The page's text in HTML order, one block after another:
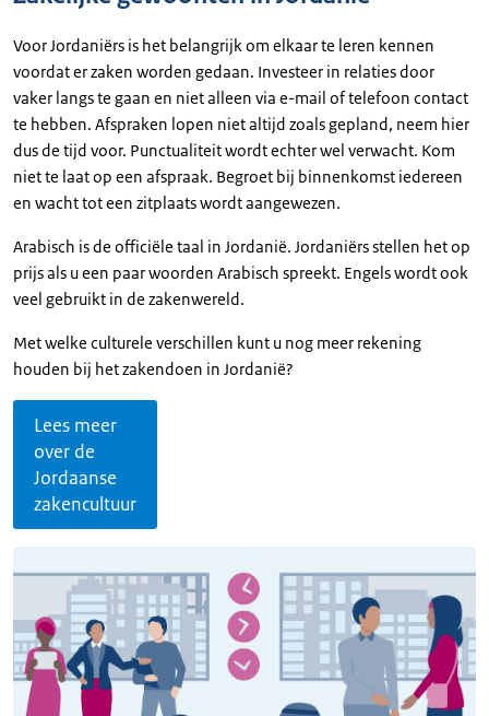
Voor Jordaniërs is het belangrijk om elkaar te leren kennen
voordat er zaken worden gedaan. Investeer in relaties door
vaker langs te gaan en niet alleen via e-mail of telefoon contact
te hebben. Afspraken lopen niet altijd zoals gepland, neem hier
dus de tijd voor. Punctualiteit wordt echter wel verwacht. Kom
niet te laat op een afspraak. Begroet bij binnenkomst iedereen
en wacht tot een zitplaats wordt aangewezen.
Arabisch is de officiële taal in Jordanië. Jordaniërs stellen het op
prijs als u een paar woorden Arabisch spreekt. Engels wordt ook
veel gebruikt in de zakenwereld.
Met welke culturele verschillen kunt u nog meer rekening
houden bij het zakendoen in Jordanië?
Lees meer
over de
Jordaanse
zakencultuur